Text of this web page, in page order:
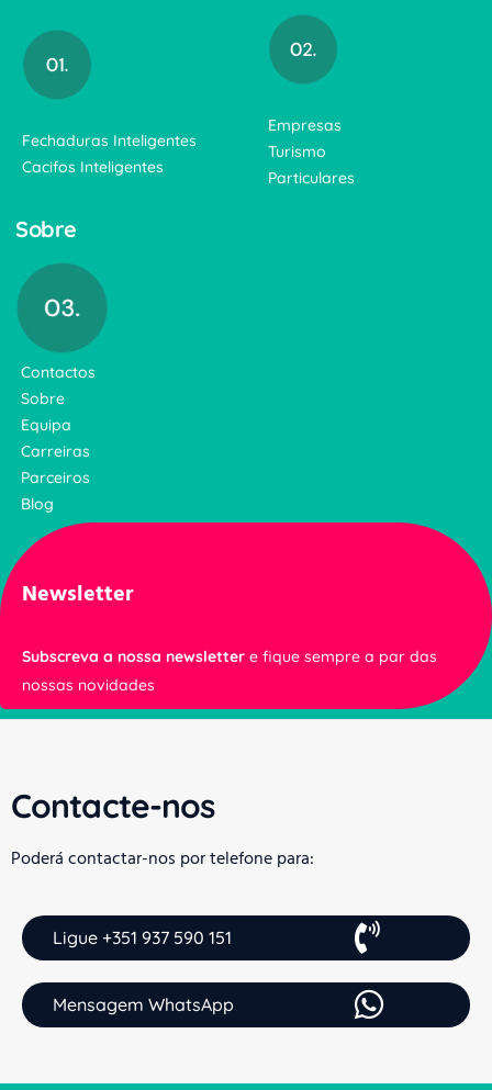
Fechaduras Inteligentes
Cacifos Inteligentes
Empresas
Turismo
Particulares
Sobre
Contactos
Sobre
Equipa
Carreiras
Parceiros
Blog
Newsletter
Subscreva a nossa newsletter e fique sempre a par das
nossas novidades
Contacte-nos
Poderá contactar-nos por telefone para:
Ligue +351 937 590 151
Mensagem WhatsApp